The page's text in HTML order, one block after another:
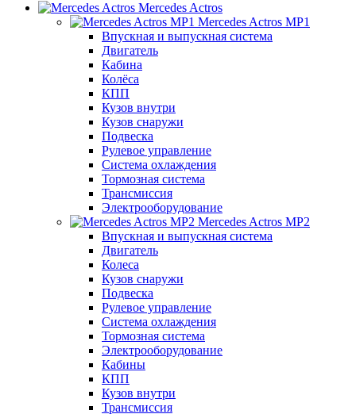
Mercedes Actros
Mercedes Actros MP1
Впускная и выпускная система
Двигатель
Кабина
Колёса
КПП
Кузов внутри
Кузов снаружи
Подвеска
Рулевое управление
Система охлаждения
Тормозная система
Трансмиссия
Электрооборудование
Mercedes Actros MP2
Впускная и выпускная система
Двигатель
Колеса
Кузов снаружи
Подвеска
Рулевое управление
Система охлаждения
Тормозная система
Электрооборудование
Кабины
КПП
Кузов внутри
Трансмиссия